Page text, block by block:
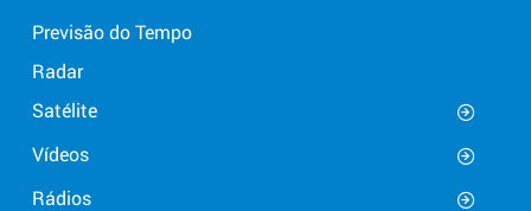
Previsão do Tempo
Radar
Satélite
Vídeos
Rádios